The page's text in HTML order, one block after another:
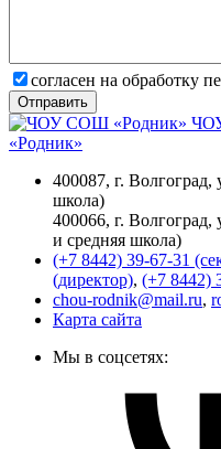
согласен на обработку
Отправить
«Родник»
400087, г. Волгоград,
школа)
400066, г. Волгоград,
и средняя школа)
(+7 8442) 39-67-31
(директор), (+7 8442)
chou-rodnik@mail.ru,
Карта сайта
Мы в соцсетях: